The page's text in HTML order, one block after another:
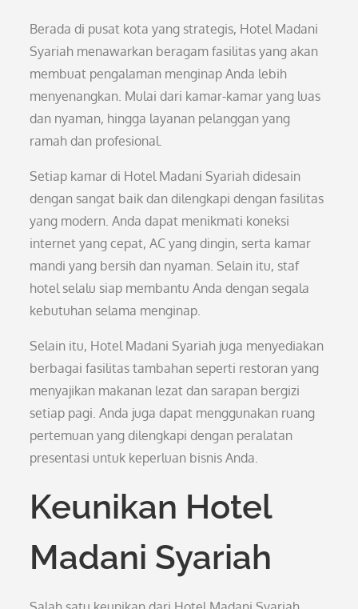
Berada di pusat kota yang strategis, Hotel Madani
Syariah menawarkan beragam fasilitas yang akan
membuat pengalaman menginap Anda lebih
menyenangkan. Mulai dari kamar-kamar yang luas
dan nyaman, hingga layanan pelanggan yang
ramah dan profesional.
Setiap kamar di Hotel Madani Syariah didesain
dengan sangat baik dan dilengkapi dengan fasilitas
yang modern. Anda dapat menikmati koneksi
internet yang cepat, AC yang dingin, serta kamar
mandi yang bersih dan nyaman. Selain itu, staf
hotel selalu siap membantu Anda dengan segala
kebutuhan selama menginap.
Selain itu, Hotel Madani Syariah juga menyediakan
berbagai fasilitas tambahan seperti restoran yang
menyajikan makanan lezat dan sarapan bergizi
setiap pagi. Anda juga dapat menggunakan ruang
pertemuan yang dilengkapi dengan peralatan
presentasi untuk keperluan bisnis Anda.
Keunikan Hotel
Madani Syariah